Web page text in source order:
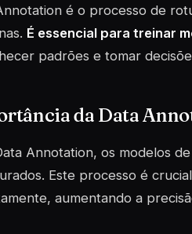
é o processo de
É essencial para treinar
padrões e tomar
da Data
Annotation, os modelos
Este processo é crucial
aumentando a